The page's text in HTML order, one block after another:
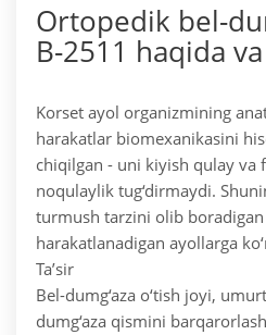
Ortopedik bel-
B-2511 haqida
Korset ayol organizmining
harakatlar biomexanikasini
chiqilgan - uni kiyish qulay va
noqulaylik tug‘dirmaydi.
turmush tarzini olib boradigan
harakatlanadigan ayollarga
Ta’sir
Bel-dumg‘aza o‘tish joyi,
dumg‘aza qismini